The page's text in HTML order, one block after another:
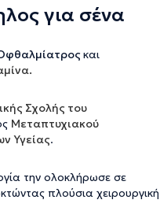
για σένα
και
Σχολής του
Μεταπτυχιακού
Υγείας.
την ολοκλήρωσε σε
πλούσια χειρουργική